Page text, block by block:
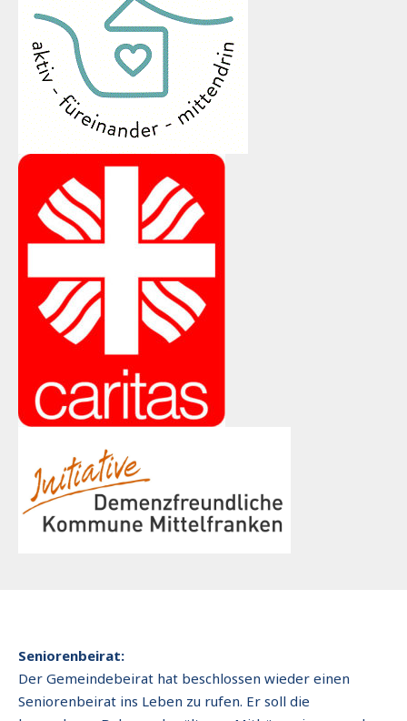
Seniorenbeirat:
Der Gemeindebeirat hat beschlossen wieder einen
Seniorenbeirat ins Leben zu rufen. Er soll die